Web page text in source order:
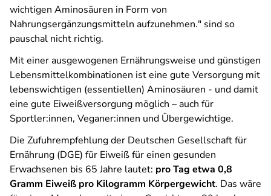
wichtigen Aminosäuren in Form von
Nahrungsergänzungsmitteln aufzunehmen." sind so
pauschal nicht richtig.
Mit einer ausgewogenen Ernährungsweise und günstigen
Lebensmittelkombinationen ist eine gute Versorgung mit
lebenswichtigen (essentiellen) Aminosäuren - und damit
eine gute Eiweißversorgung möglich – auch für
Sportler:innen, Veganer:innen und Übergewichtige.
Die Zufuhrempfehlung der Deutschen Gesellschaft für
Ernährung (DGE) für Eiweiß für einen gesunden
Erwachsenen bis 65 Jahre lautet: pro Tag etwa 0,8
Gramm Eiweiß pro Kilogramm Körpergewicht. Das wäre